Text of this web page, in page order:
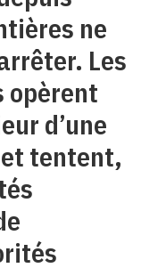
ne
Les
opèrent
d’une
tentent,